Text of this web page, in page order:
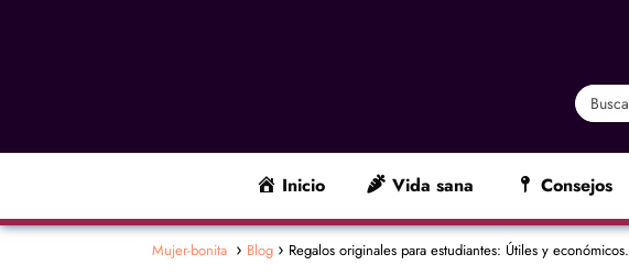
Inicio Vida sana Consejos
Mujer-bonita Blog Regalos originales para estudiantes: Útiles y económicos.